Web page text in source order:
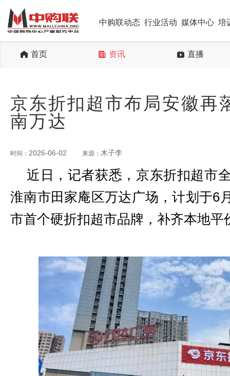
中购联动态 行业活动 媒体中心 培
首页 资讯 直播
京东折扣超市布局安徽再
南万达
时间： 2026-06-02 来源： 木子李
近日，记者获悉，京东折扣超市
淮南市田家庵区万达广场，计划于6
市首个硬折扣超市品牌，补齐本地平